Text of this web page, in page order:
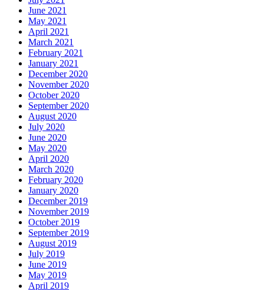
June 2021
May 2021
April 2021
March 2021
February 2021
January 2021
December 2020
November 2020
October 2020
September 2020
August 2020
July 2020
June 2020
May 2020
April 2020
March 2020
February 2020
January 2020
December 2019
November 2019
October 2019
September 2019
August 2019
July 2019
June 2019
May 2019
April 2019